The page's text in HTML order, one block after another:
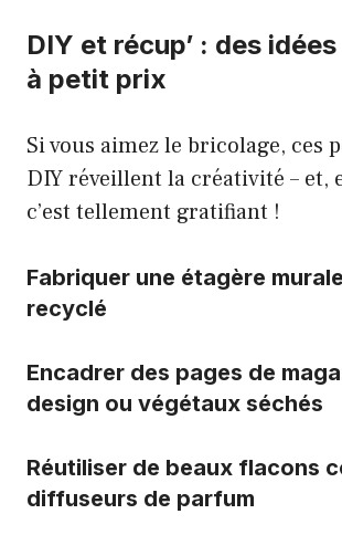
DIY et récup’ : des
à petit prix
Si vous aimez le bricolage, ces
DIY réveillent la créativité – et,
c’est tellement gratifiant !
Fabriquer une étagère
recyclé
Encadrer des pages de
design ou végétaux séchés
Réutiliser de beaux flacons
diffuseurs de parfum